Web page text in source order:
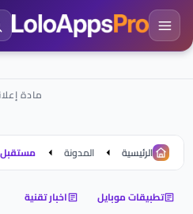
الرئيسية المدونة مستقبل
تطبيقات موبايل اخبار تقنية